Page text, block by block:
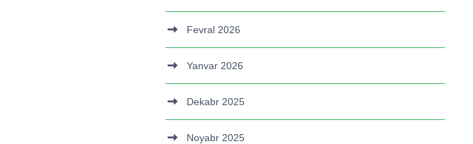
Fevral 2026
Yanvar 2026
Dekabr 2025
Noyabr 2025